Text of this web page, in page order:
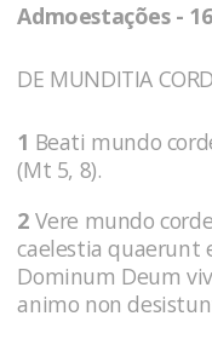
Admoestações - 16
DE MUNDITIA
1 Beati mundo
(Mt 5, 8).
2 Vere mundo
caelestia quaerunt
Dominum Deum
animo non